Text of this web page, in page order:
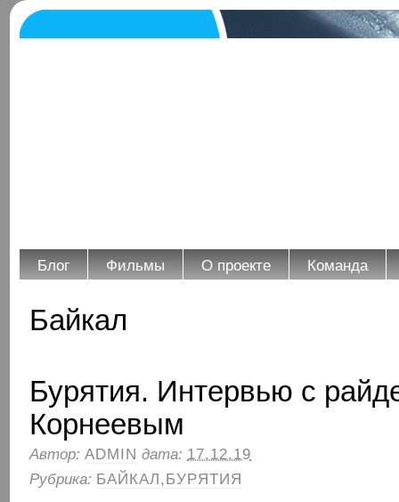
Блог Фильмы О проекте Команда
Байкал
Бурятия. Интервью с
Корнеевым
Автор: ADMIN дата: 17.12.19
Рубрика: БАЙКАЛ,БУРЯТИЯ